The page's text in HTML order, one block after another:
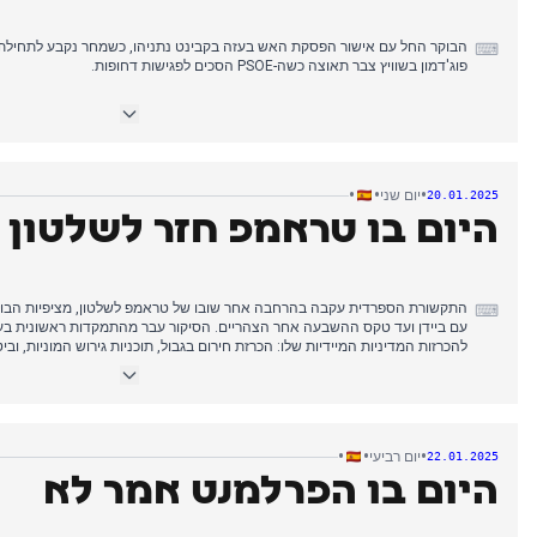
⌨ הבוקר החל עם אישור הפסקת האש בעזה בקבינט נתניהו, כשמחר נקבע
פוג'דמון בשוויץ צבר תאוצה כשה-PSOE הסכים לפגישות דחופות.
שינוי משמעותי בנוף התקשורת הספרדי, במיוחד לאור התוכניות המקבילות
20.01.2025
•יום שני•
•
היום בו טראמפ חזר לשלטון
⌨ התקשורת הספרדית עקבה בהרחבה אחר שובו של טראמפ לשלטון, מציפיות
להכרזות המדיניות המיידיות שלו: הכרזת חירום בגבול, תוכניות גירוש המוניות,
הקשר הפסקת האש בעזה מהימים הקודמים נשאר נוכח דרך דיווחים על המשך
במהלך המשבר הקטלוני ב-2017.
22.01.2025
•יום רביעי•
•
היום בו הפרלמנט אמר לא